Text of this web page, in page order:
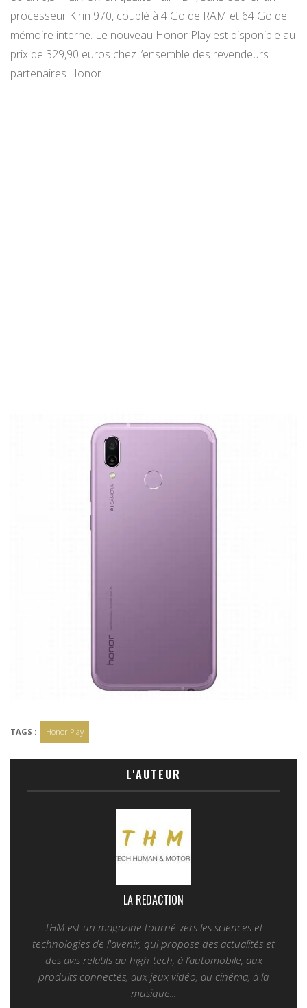
processeur Kirin 970, couplé à 4 Go de RAM et 64 Go de
mémoire interne. Le nouveau Honor Play est disponible au
prix de 329,90 euros chez l’ensemble des revendeurs
partenaires Honor
TAGS : Honor Play
L'AUTEUR
LA REDACTION
THM est un magazine tourné vers les sciences et
technologies de l'avenir, qui propose des actualités et
des avis relatifs au high-tech, à l’automobile, aux
produits connectés, aux jeux vidéo, au cinéma, à la
musique...